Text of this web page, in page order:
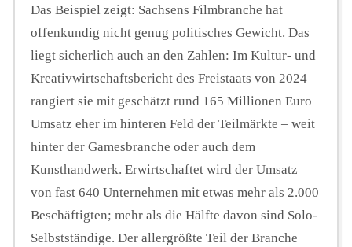
Das Beispiel zeigt: Sachsens Filmbranche hat
offenkundig nicht genug politisches Gewicht. Das
liegt sicherlich auch an den Zahlen: Im Kultur- und
Kreativwirtschaftsbericht des Freistaats von 2024
rangiert sie mit geschätzt rund 165 Millionen Euro
Umsatz eher im hinteren Feld der Teilmärkte – weit
hinter der Gamesbranche oder auch dem
Kunsthandwerk. Erwirtschaftet wird der Umsatz
von fast 640 Unternehmen mit etwas mehr als 2.000
Beschäftigten; mehr als die Hälfte davon sind Solo-
Selbstständige. Der allergrößte Teil der Branche